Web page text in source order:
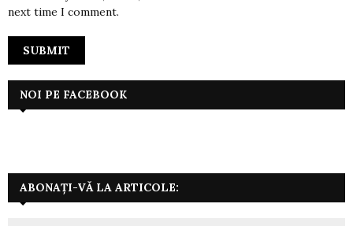
next time I comment.
NOI PE FACEBOOK
ABONAȚI-VĂ LA ARTICOLE: